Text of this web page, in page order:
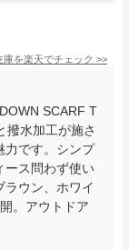
庫を楽天でチェック >>
SCARF T
撥水加工が施さ
力です。シンプ
ース問わず使い
ウン、ホワイ
。アウトドア